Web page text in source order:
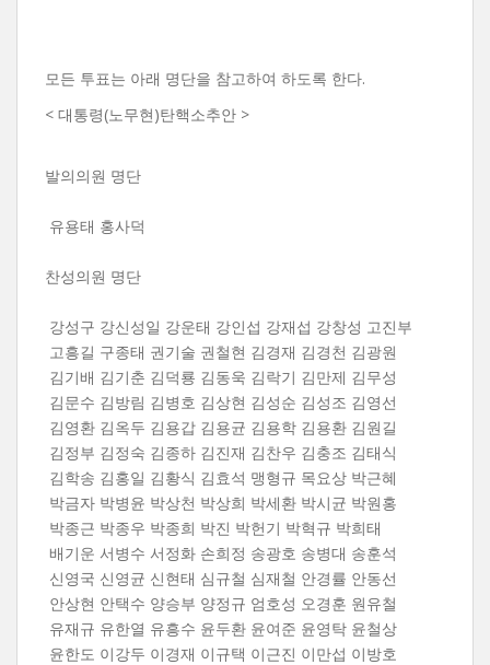
모든 투표는 아래 명단을 참고하여 하도록 한다.
< 대통령(노무현)탄핵소추안 >
발의의원 명단
유용태 홍사덕
찬성의원 명단
강성구 강신성일 강운태 강인섭 강재섭 강창성 고진부
고흥길 구종태 권기술 권철현 김경재 김경천 김광원
김기배 김기춘 김덕룡 김동욱 김락기 김만제 김무성
김문수 김방림 김병호 김상현 김성순 김성조 김영선
김영환 김옥두 김용갑 김용균 김용학 김용환 김원길
김정부 김정숙 김종하 김진재 김찬우 김충조 김태식
김학송 김홍일 김황식 김효석 맹형규 목요상 박근혜
박금자 박병윤 박상천 박상희 박세환 박시균 박원홍
박종근 박종우 박종희 박진 박헌기 박혁규 박희태
배기운 서병수 서정화 손희정 송광호 송병대 송훈석
신영국 신영균 신현태 심규철 심재철 안경률 안동선
안상현 안택수 양승부 양정규 엄호성 오경훈 원유철
유재규 유한열 유흥수 윤두환 윤여준 윤영탁 윤철상
윤한도 이강두 이경재 이규택 이근진 이만섭 이방호